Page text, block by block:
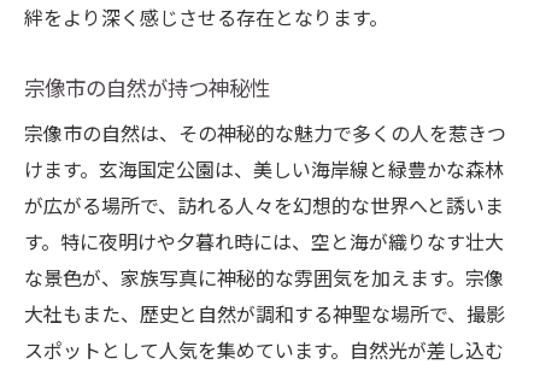
絆をより深く感じさせる存在となります。
宗像市の自然が持つ神秘性
宗像市の自然は、その神秘的な魅力で多くの人を惹きつ
けます。玄海国定公園は、美しい海岸線と緑豊かな森林
が広がる場所で、訪れる人々を幻想的な世界へと誘いま
す。特に夜明けや夕暮れ時には、空と海が織りなす壮大
な景色が、家族写真に神秘的な雰囲気を加えます。宗像
大社もまた、歴史と自然が調和する神聖な場所で、撮影
スポットとして人気を集めています。自然光が差し込む